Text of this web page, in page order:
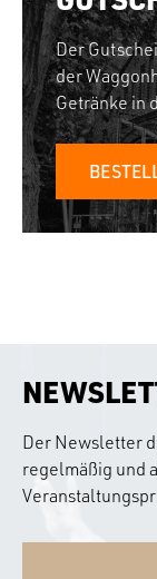
Der
der
Getränke in
Der Newsletter
regelmäßig und